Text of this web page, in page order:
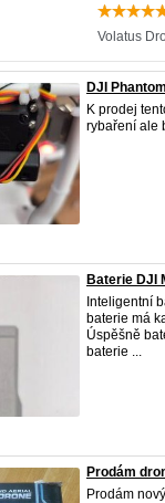
DJI
K prodej
rybaření ale
Baterie DJI
Inteligentní
baterie má
Úspěšně
baterie ...
Prodám
Prodám